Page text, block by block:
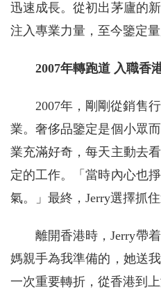
迅速成長。從初出茅廬的
注入專業力量，至今鑒定量
2007年轉跑道 入職香
2007年，剛剛從銷售
業。奢侈品鑒定是個小眾
業充滿好奇，每天主動去
定的工作。「當時內心也
氣。」最終，Jerry選擇抓
離開香港時，Jerry帶
媽親手為我準備的，她送
一次重要轉折，從香港到